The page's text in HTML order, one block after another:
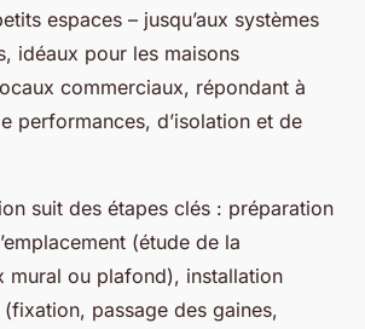
espaces – jusqu’aux systèmes
idéaux pour les maisons
commerciaux, répondant à
performances, d’isolation et de
suit des étapes clés : préparation
(étude de la
mural ou plafond), installation
passage des gaines,